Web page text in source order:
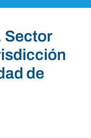
Sector
de